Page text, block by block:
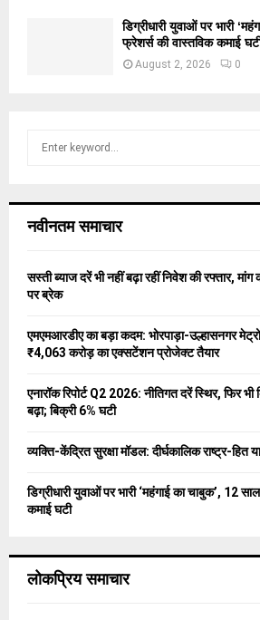
डिग्रीधारी युवाओं पर भारी
फ्रेशर्स की वास्तविक कमाई
August 2, 2026 0
h
o
r
नवीनतम समाचार
सस्ती ब्याज दरें भी नहीं बढ़ा रहीं निवेश की रफ्तार,
पर ब्रेक
एमएमआरडीए का बड़ा कदम: भोरपाड़ा-उल्हासनगर
₹4,063 करोड़ का एक्सटेंशन प्रोजेक्ट तैयार
एनारॉक रिपोर्ट Q2 2026: नीतिगत दरें स्थिर, फिर
बढ़ा; बिक्री 6% घटी
व्यक्ति-केंद्रित सुरक्षा मॉडल: दीर्घकालिक राष्ट्र-हित
डिग्रीधारी युवाओं पर भारी ‘महंगाई का चाबुक’, 12
कमाई घटी
लोकप्रिय समाचार